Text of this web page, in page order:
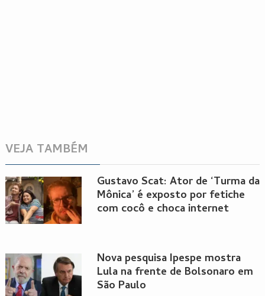
VEJA TAMBÉM
Gustavo Scat: Ator de ‘Turma da
Mônica’ é exposto por fetiche
com cocô e choca internet
Nova pesquisa Ipespe mostra
Lula na frente de Bolsonaro em
São Paulo